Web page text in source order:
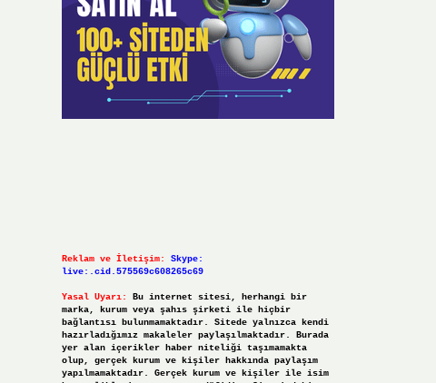
Reklam ve İletişim:
Skype:
live:.cid.575569c608265c69
Yasal Uyarı:
Bu internet sitesi, herhangi bir
marka, kurum veya şahıs şirketi ile hiçbir
bağlantısı bulunmamaktadır. Sitede yalnızca kendi
hazırladığımız makaleler paylaşılmaktadır. Burada
yer alan içerikler haber niteliği taşımamakta
olup, gerçek kurum ve kişiler hakkında paylaşım
yapılmamaktadır. Gerçek kurum ve kişiler ile isim